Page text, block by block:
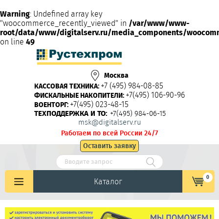
Warning: Undefined array key
"woocommerce_recently_viewed" in /var/www/www-
root/data/www/digitalserv.ru/media_components/
on line 49
Москва
КАССОВАЯ ТЕХНИКА: +7 (495) 984-08-85
ФИСКАЛЬНЫЕ НАКОПИТЕЛИ: +7(495) 106-90-96
ВОЕНТОРГ: +7(495) 023-48-15
ТЕХПОДДЕРЖКА И ТО: +7(495) 984-06-15
msk@digitalserv.ru
Работаем по всей России 24/7
Оставить заявку
Каталог 0